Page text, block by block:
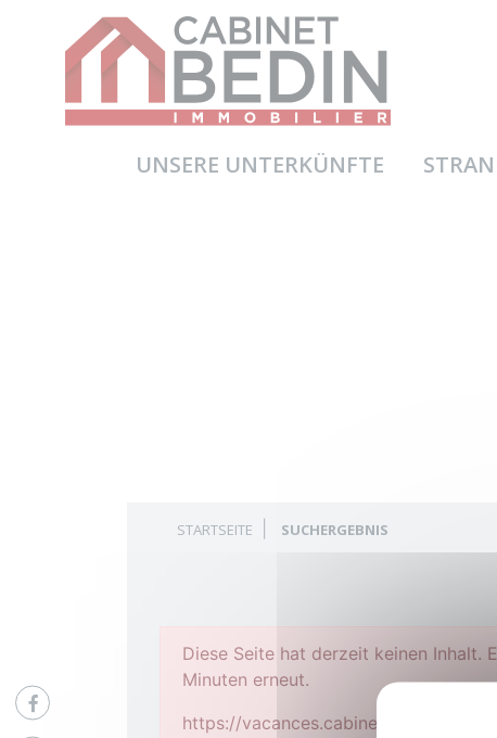
Facebook
UNSERE UNTERKÜNFTE
STARTSEITE SUCHERGEBNIS
Diese Seite hat derzeit keinen Inhalt.
Minuten erneut.
https://vacances.cabinet-bedin.com/